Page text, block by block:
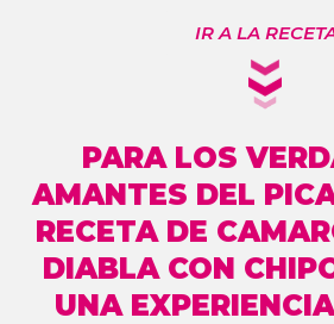
IR A LA
PARA LOS
AMANTES DEL
RECETA DE
DIABLA CON
UNA